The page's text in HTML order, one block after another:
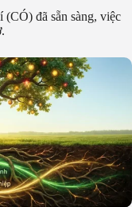
đã sẵn sàng, việc